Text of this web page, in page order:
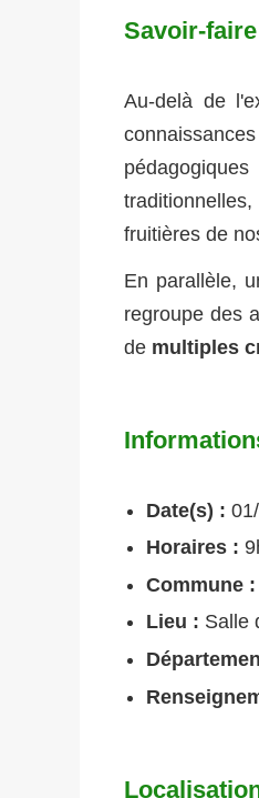
Savoir-
Au-delà de
fruitières de
En parallèle,
regroupe des
de multiples
Date(s) :
Horaires :
Commune :
Lieu : Salle